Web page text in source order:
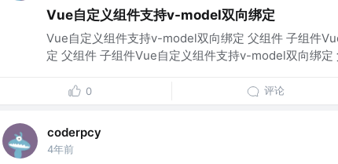
Vue自定义组件支持v-model双向绑定
Vue自定义组件支持v-model双向绑定 父组件 子组件
定 父组件 子组件Vue自定义组件支持v-model双向绑定
0 评论
coderpcy
4年前